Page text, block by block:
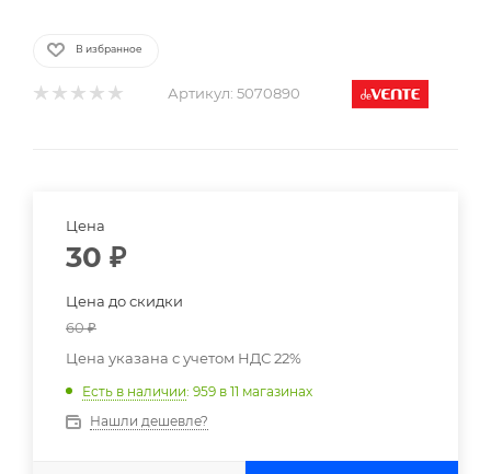
В избранное
Артикул: 5070890
Цена
30 ₽
Цена до скидки
60₽
Цена указана с учетом НДС 22%
Есть в наличии: 959 в 11 магазинах
Нашли дешевле?